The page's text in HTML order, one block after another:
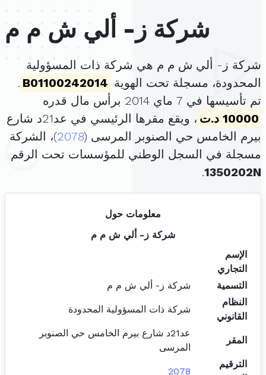
شركة ز- ألي ش م م
شركة ز- ألي ش م م هي شركة ذات المسؤولية
المحدودة، مسجلة تحت الهوية B01100242014
.
تم تأسيسها في 7 ماي 2014 برأس مال قدره
10000 د.ت
، ويقع مقرها الرئيسي في عد21د شارع
بيرم الخامس حي الصنوبر المرسى (2078)، الشركة
مسجلة في السجل الوطني للمؤسسات تحت الرقم
1350202N
.
معلومات حول
شركة ز- ألي ش م م
الإسم
التجاري
التسمية
شركة ز- ألي ش م م
النظام
القانوني
شركة ذات المسؤولية المحدودة
المقر
عد21د شارع بيرم الخامس حي الصنوبر
المرسى
الترقيم
2078